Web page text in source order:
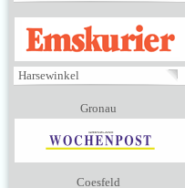
EMSKURIER
Harsewinkel
Gronau
Coesfeld